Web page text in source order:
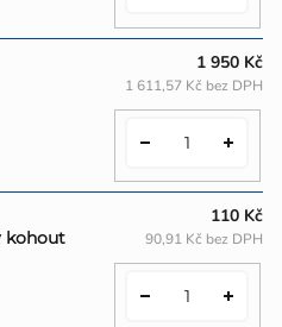
1 950 Kč
1 611,57 Kč bez DPH
kohout
110 Kč
90,91 Kč bez DPH